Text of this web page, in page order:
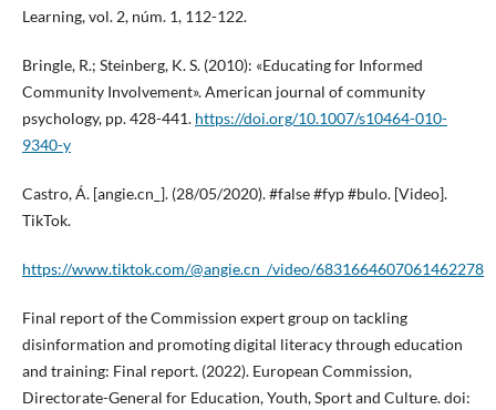
Learning, vol. 2, núm. 1, 112-122.
Bringle, R.; Steinberg, K. S. (2010): «Educating for Informed
Community Involvement». American journal of community
psychology, pp. 428-441. https://doi.org/10.1007/s10464-010-
9340-y
Castro, Á. [angie.cn_]. (28/05/2020). #false #fyp #bulo. [Video].
TikTok.
https://www.tiktok.com/@angie.cn_/video/6831664607061462278
Final report of the Commission expert group on tackling
disinformation and promoting digital literacy through education
and training: Final report. (2022). European Commission,
Directorate-General for Education, Youth, Sport and Culture. doi: